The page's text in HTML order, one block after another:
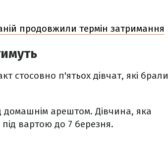
продовжили термін затримання
стосовно п'ятьох дівчат, які брали
домашнім арештом. Дівчина, яка
вартою до 7 березня.